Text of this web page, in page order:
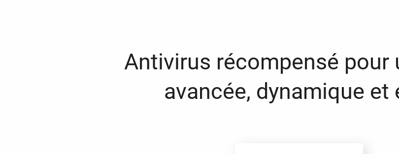
Antivirus récompensé pour
avancée, dynamique et